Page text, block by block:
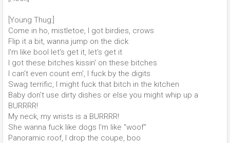
[Young Thug:]
Come in ho, mistletoe, I got birdies, crows
Flip it a bit, wanna jump on the dick
I'm like bool let's get it, let's get it
I got these bitches kissin' on these bitches
I can't even count em', I fuck by the digits
Swag terrific, I might fuck that bitch in the kitchen
Baby don't use dirty dishes or else you might whip up a
BURRRR!
My neck, my wrists is a BURRRR!
She wanna fuck like dogs I'm like "woof"
Panoramic roof, I drop the coupe, boo